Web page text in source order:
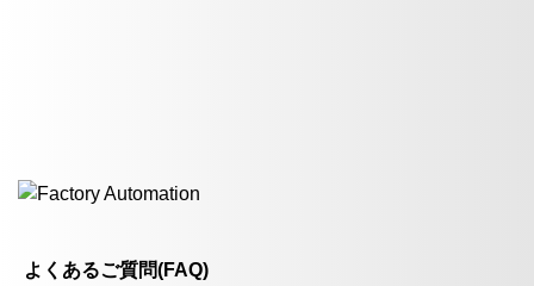
よくあるご質問(FAQ)